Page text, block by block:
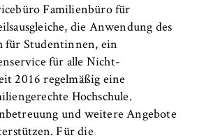
Familienbüro für
die Anwendung des
für Studentinnen, ein
für alle Nicht-
2016 regelmäßig eine
Hochschule.
und weitere Angebote
Für die